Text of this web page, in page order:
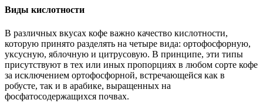
Виды кислотности
В различных вкусах кофе важно качество кислотности,
которую принято разделять на четыре вида: ортофосфорную,
уксусную, яблочную и цитрусовую. В принципе, эти типы
присутствуют в тех или иных пропорциях в любом сорте кофе
за исключением ортофосфорной, встречающейся как в
робусте, так и в арабике, выращенных на
фосфатосодержащихся почвах.